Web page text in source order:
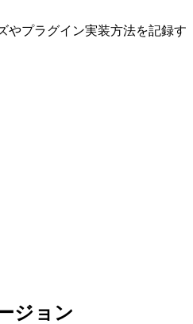
やプラグイン実装方法を記録す
ジョン